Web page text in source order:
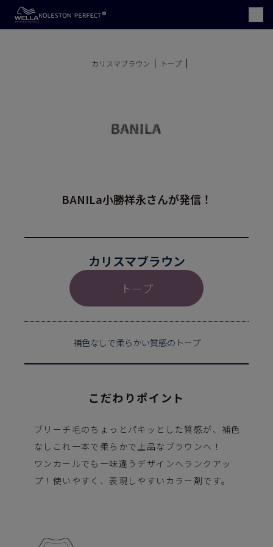
カリスマブラウン トープ
BANILa小勝祥永さんが発信！
カリスマブラウン
トープ
補色なしで柔らかい質感のトープ
こだわりポイント
ブリーチ毛のちょっとパキッとした質感が、補色
なしこれ一本で柔らかで上品なブラウンへ！
ワンカールでも一味違うデザインへランクアッ
プ！使いやすく、表現しやすいカラー剤です。